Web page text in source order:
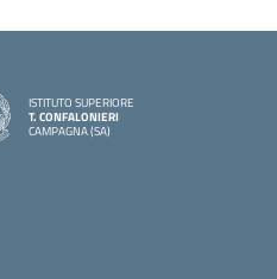
ISTITUTO SUPERIORE
T. CONFALONIERI
CAMPAGNA (SA)